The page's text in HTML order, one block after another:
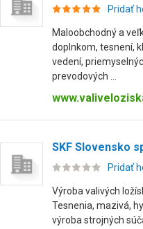
Pridať
Maloobchodný a
doplnkom, tesnení,
vedení,
prevodových ...
SKF Slovensko
Pridať
Výroba valivých
Tesnenia, mazivá,
výroba strojných